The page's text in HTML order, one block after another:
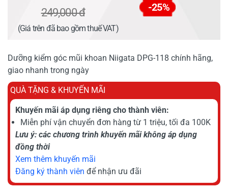
249,000 đ -25%
(Giá trên đã bao gồm thuế VAT)
Dưỡng kiểm góc mũi khoan Niigata DPG-118 chính hãng,
giao nhanh trong ngày
QUÀ TẶNG & KHUYẾN MÃI
Khuyến mãi áp dụng riêng cho thành viên:
Miễn phí vận chuyển đơn hàng từ 1 triệu, tối đa 100K
Lưu ý: các chương trình khuyến mãi không áp dụng
đồng thời
Xem thêm khuyến mãi
Đăng ký thành viên để nhận ưu đãi